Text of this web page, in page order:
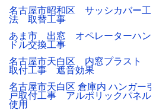
名古屋市昭和区 サッシカバー工
法 取替工事
あま市 出窓 オペレーターハン
ドル交換工事
名古屋市天白区 内窓プラスト
取付工事 遮音効果
名古屋市天白区 倉庫内 ハンガー引
戸取付工事 アルポリックパネル
使用